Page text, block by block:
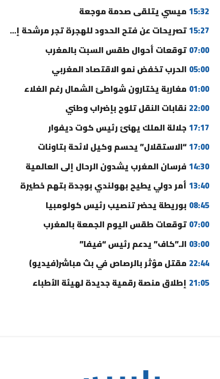
15:32 ميسي يتلقى صدمة موجعة
15:27تصريحات عن فتح الحدود للهجرة تجر مرشحة إلى القضاء
07:00 توقعات أحوال طقس السبت بالمغرب
05:00 الحرب تخفض نمو الاقتصاد المغربي
01:00 مغاربة يختارون شواطئ الشمال رغم الغلاء
22:00 نقابات النقل تلوح بإضراب وطني
17:17 جلالة الملك يهنئ رئيس كوت ديفوار
17:00“الاستقلال” يحسم وكيل لائحة بتاونات
14:30 فرسان المغرب يشدون الرحال إلى العالمية
13:40 أمر دولي يطيح بهولندي بوجدة بتهم خطيرة
08:45 بوريطة يحضر تنصيب رئيس كولومبيا
07:00 توقعات طقس اليوم الجمعة بالمغرب
03:00 الـ”كاف” يدعم رئيس “فيفا”
22:44 مقتل مؤثر بالرصاص في بث مباشر(فيديو)
21:05 إطلاق منصة رقمية جديدة لهيئة الأطباء